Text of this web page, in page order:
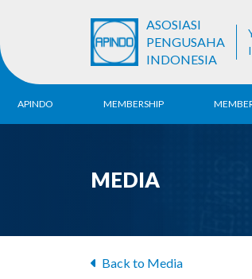
ASOSIASI
PENGUSAHA
INDONESIA
APINDO
Vision & Mission
MEMBERSHIP
MEDIA
Back to Media